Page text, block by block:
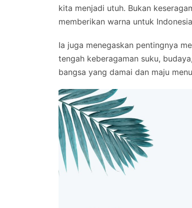
kita menjadi utuh. Bukan
memberikan warna untuk
Ia juga menegaskan pentingnya
tengah keberagaman suku,
bangsa yang damai dan maju